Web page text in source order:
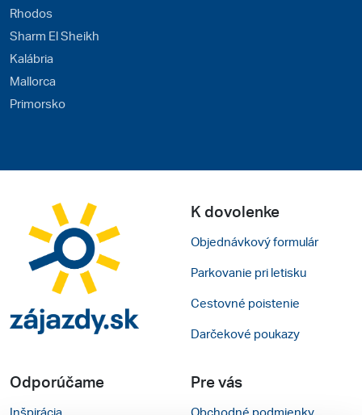
Rhodos
Sharm El Sheikh
Kalábria
Mallorca
Primorsko
K dovolenke
Objednávkový formulár
Parkovanie pri letisku
Cestovné poistenie
Darčekové poukazy
Odporúčame Pre vás